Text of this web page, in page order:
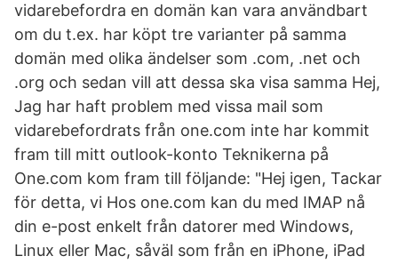
vidarebefordra en domän kan vara användbart
om du t.ex. har köpt tre varianter på samma
domän med olika ändelser som .com, .net och
.org och sedan vill att dessa ska visa samma Hej,
Jag har haft problem med vissa mail som
vidarebefordrats från one.com inte har kommit
fram till mitt outlook-konto Teknikerna på
One.com kom fram till följande: "Hej igen, Tackar
för detta, vi Hos one.com kan du med IMAP nå
din e-post enkelt från datorer med Windows,
Linux eller Mac, såväl som från en iPhone, iPad